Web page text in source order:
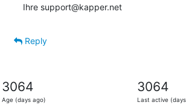
Ihre support@kapper.net
Reply
3064
Age (days ago)
3064
Last active